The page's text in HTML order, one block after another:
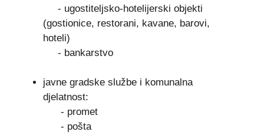
- ugostiteljsko-hotelijerski objekti
(gostionice, restorani, kavane, barovi,
hoteli)
- bankarstvo
javne gradske službe i komunalna
djelatnost:
- promet
- pošta